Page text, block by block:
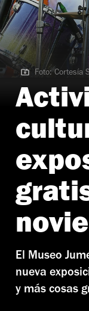
Foto: Cortesía
Foto: Cortesía
El Museo
nueva
y más cosas